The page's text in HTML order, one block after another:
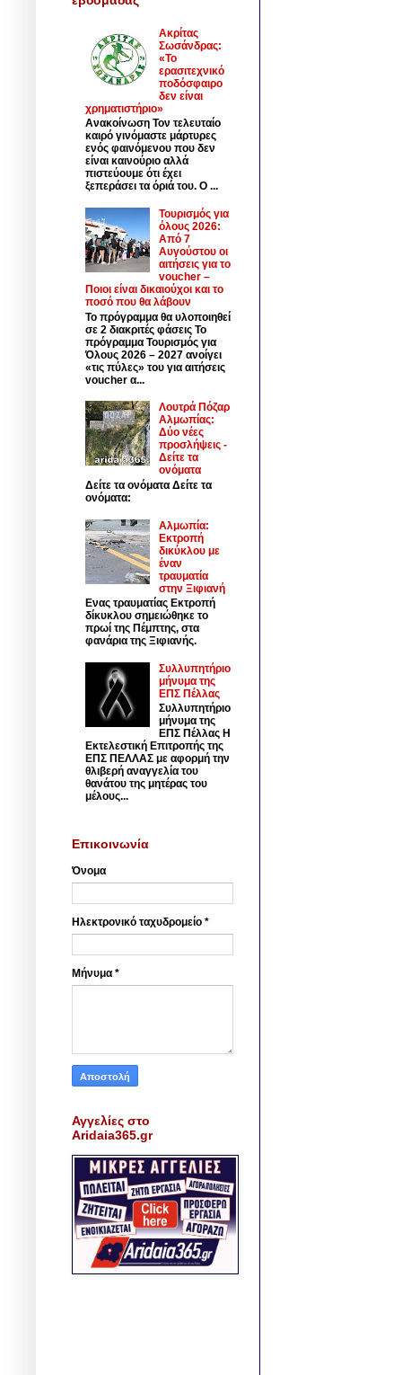
Ακρίτας
Σωσάνδρας:
«Το
ερασιτεχνικό
ποδόσφαιρο
δεν είναι
χρηματιστήριο»
Ανακοίνωση Τον τελευταίο
καιρό γινόμαστε μάρτυρες
ενός φαινόμενου που δεν
είναι καινούριο αλλά
πιστεύουμε ότι έχει
ξεπεράσει τα όριά του. Ο ...
Τουρισμός για
όλους 2026:
Από 7
Αυγούστου οι
αιτήσεις για το
voucher –
Ποιοι είναι δικαιούχοι και το
ποσό που θα λάβουν
Το πρόγραμμα θα υλοποιηθεί
σε 2 διακριτές φάσεις Το
πρόγραμμα Τουρισμός για
Όλους 2026 – 2027 ανοίγει
«τις πύλες» του για αιτήσεις
voucher α...
Λουτρά Πόζαρ
Αλμωπίας:
Δύο νέες
προσλήψεις -
Δείτε τα
ονόματα
Δείτε τα ονόματα Δείτε τα
ονόματα:
Αλμωπία:
Εκτροπή
δικύκλου με
έναν
τραυματία
στην Ξιφιανή
Ενας τραυματίας Εκτροπή
δίκυκλου σημειώθηκε το
πρωί της Πέμπτης, στα
φανάρια της Ξιφιανής.
Συλλυπητήριο
μήνυμα της
ΕΠΣ Πέλλας
Συλλυπητήριο
μήνυμα της
ΕΠΣ Πέλλας Η
Εκτελεστική Επιτροπής της
ΕΠΣ ΠΕΛΛΑΣ με αφορμή την
θλιβερή αναγγελία του
θανάτου της μητέρας του
μέλους...
Επικοινωνία
Όνομα
Ηλεκτρονικό ταχυδρομείο *
Μήνυμα *
Αγγελίες στο
Aridaia365.gr